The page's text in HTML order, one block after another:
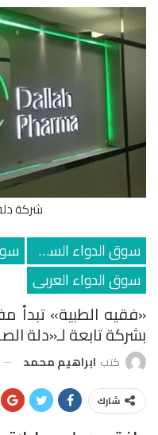
شركة
سوق الدواء السعودي
سوق الدواء العربى
«فقيه الطبية» تبدأ
بشركة تابعة لـ«دلة
كتب ابراهيم محمد
شارك